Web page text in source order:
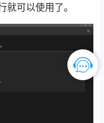
可以使用了。